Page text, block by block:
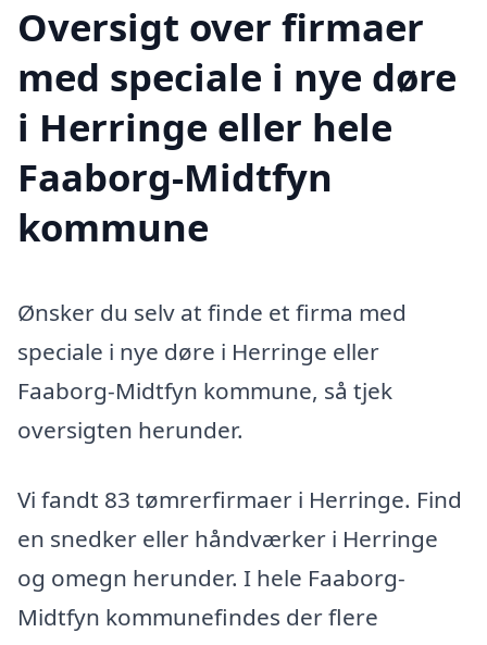
Oversigt over firmaer
med speciale i nye døre
i Herringe eller hele
Faaborg-Midtfyn
kommune
Ønsker du selv at finde et firma med
speciale i nye døre i Herringe eller
Faaborg-Midtfyn kommune, så tjek
oversigten herunder.
Vi fandt 83 tømrerfirmaer i Herringe. Find
en snedker eller håndværker i Herringe
og omegn herunder. I hele Faaborg-
Midtfyn kommunefindes der flere